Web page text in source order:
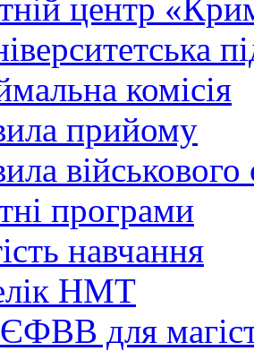
центр
комісія
прийому
військового
програми
навчання
НМТ
для